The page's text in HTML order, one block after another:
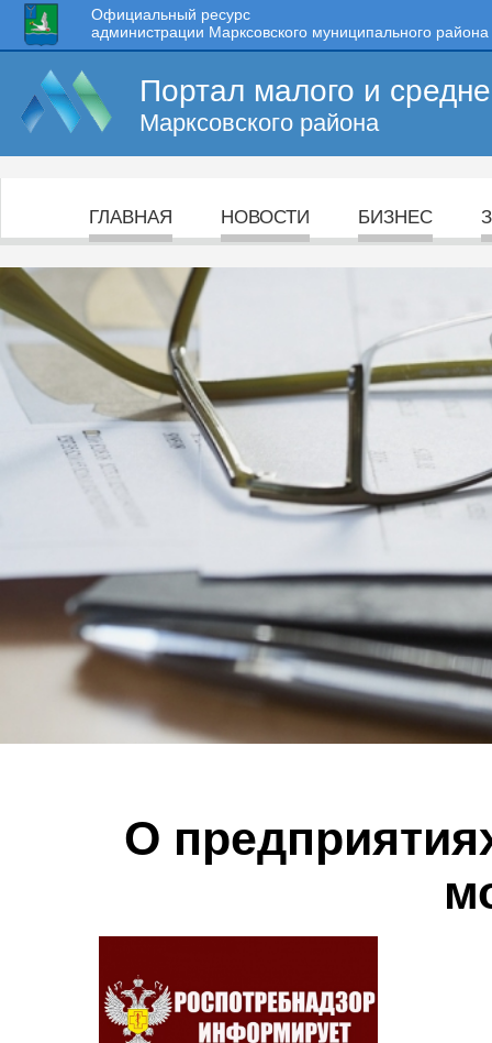
Официальный ресурс
администрации Марксовского муниципального района
Портал малого и
Марксовского района
ГЛАВНАЯ НОВОСТИ БИЗНЕС
О